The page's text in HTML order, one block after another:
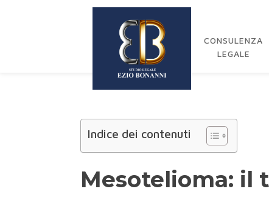
CONSULENZA
LEGALE
Indice dei contenuti
Mesotelioma: il